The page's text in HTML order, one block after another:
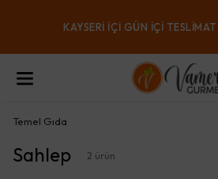
KAYSERI IÇI GÜN IÇI
Temel Gıda
Sahlep 2 ürün